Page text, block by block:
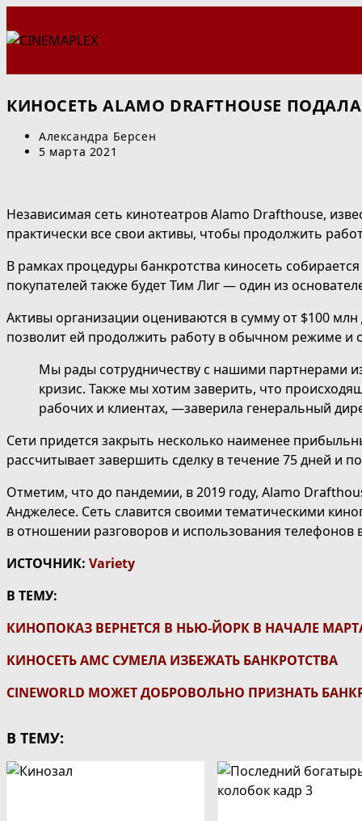
к
КИНОСЕТЬ ALAMO DRAFTHOUSE
Автор
записи:
Александра Берсен
Запись
5 марта 2021
Независимая сеть кинотеатров Alamo Drafthouse,
практически все свои активы, чтобы продолжить
В рамках процедуры банкротства киносеть
покупателей также будет Тим Лиг ― один из
Активы организации оцениваются в сумму от $100
позволит ей продолжить работу в обычном режиме и
Мы рады сотрудничеству с нашими партнерами
кризис. Также мы хотим заверить, что
рабочих и клиентах, ―заверила генеральный
Сети придется закрыть несколько наименее
рассчитывает завершить сделку в течение 75 дней и
Отметим, что до пандемии, в 2019 году, Alamo
Анджелесе. Сеть славится своими тематическими
в отношении разговоров и использования телефонов
ИСТОЧНИК: Variety
В ТЕМУ:
КИНОПОКАЗ ВЕРНЕТСЯ В НЬЮ-ЙОРК В НАЧАЛЕ
КИНОСЕТЬ АМС СУМЕЛА ИЗБЕЖАТЬ БАНКРОТСТВА
CINEWORLD МОЖЕТ ДОБРОВОЛЬНО ПРИЗНАТЬ
В ТЕМУ: